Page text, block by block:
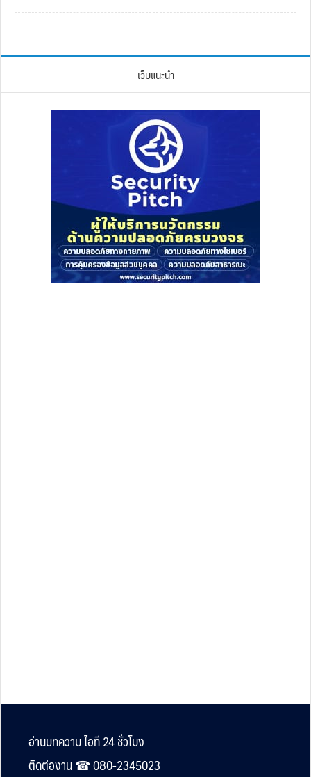
เว็บแนะนำ
Footer
อ่านบทความ ไอที 24 ชั่วโมง
ติดต่องาน ☎︎ 080-2345023